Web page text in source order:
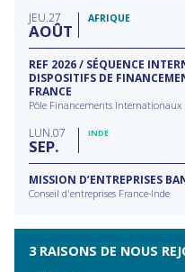
JEU 27
AOÛT
AFRIQUE
REF 2026 / SÉQUENCE
DISPOSITIFS DE
FRANCE
Pôle Financements Internationaux
LUN 07
SEP
INDE
MISSION D’ENTREPRISES
Conseil d'entreprises France-Inde
3 RAISONS DE NOUS